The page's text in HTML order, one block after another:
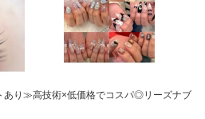
あり≫高技術×低価格でコスパ◎リーズナブ